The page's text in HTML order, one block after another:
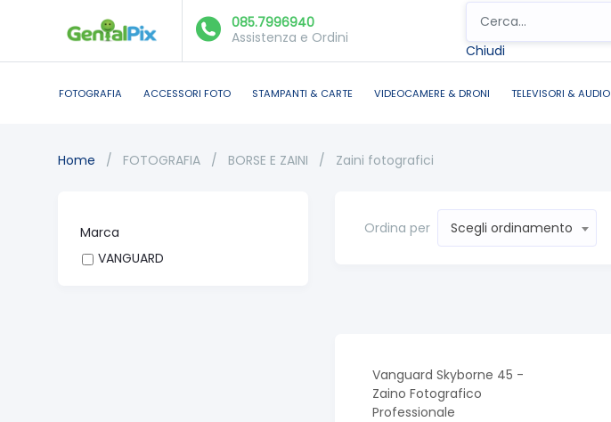
085.7996940
Assistenza e Ordini
Chiudi
FOTOGRAFIA ACCESSORI FOTO STAMPANTI & CARTE VIDEOCAMERE & DRONI TELEVISORI & AUDIO
Home / FOTOGRAFIA / BORSE E ZAINI / Zaini fotografici
Marca
VANGUARD
Ordina per Scegli ordinamento
Vanguard Skyborne 45 -
Zaino Fotografico
Professionale